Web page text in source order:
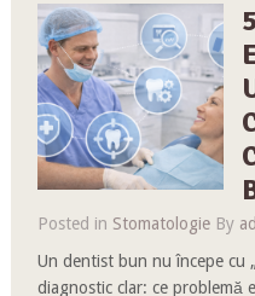
Posted in StomatologieBy
Un dentist bun nu începe cu
diagnostic clar: ce problemă